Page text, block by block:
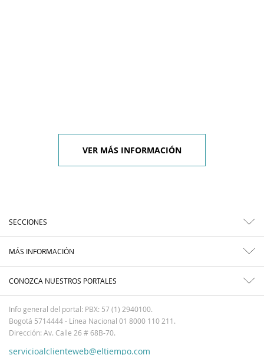
VER MÁS INFORMACIÓN
SECCIONES
MÁS INFORMACIÓN
CONOZCA NUESTROS PORTALES
Info general del portal: PBX: 57 (1) 2940100.
Bogotá 5714444 - Línea Nacional 01 8000 110 211.
Dirección: Av. Calle 26 # 68B-70.
servicioalclienteweb@eltiempo.com